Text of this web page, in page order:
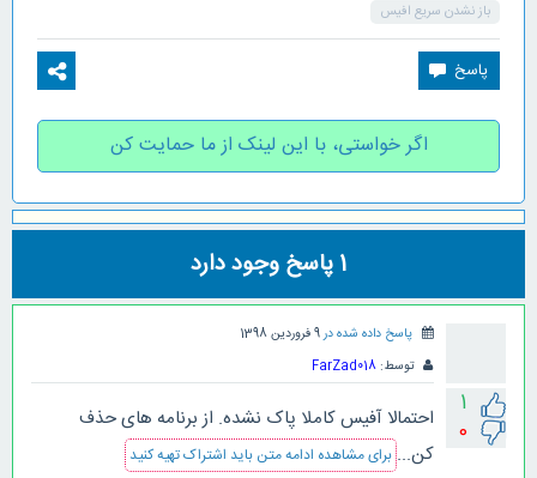
باز نشدن سریع افیس
اگر خواستی، با این لینک از ما حمایت کن
1پاسخ وجود دارد
1
0
پاسخ داده شده در9 فروردین 1398
توسط: FarZad018
احتمالا آفیس کاملا پاک نشده. از برنامه های حذف
کن... برای مشاهده ادامه متن باید اشتراک تهیه کنید